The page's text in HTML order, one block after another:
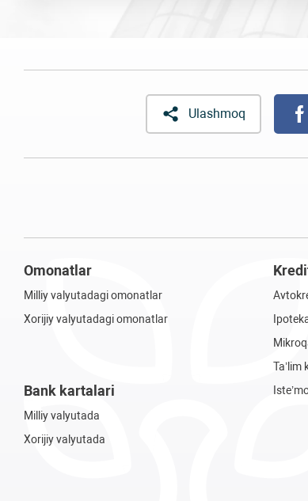
Ulashmoq
Omonatlar
Milliy valyutadagi omonatlar
Xorijiy valyutadagi omonatlar
Bank kartalari
Milliy valyutada
Xorijiy valyutada
Ta’lim